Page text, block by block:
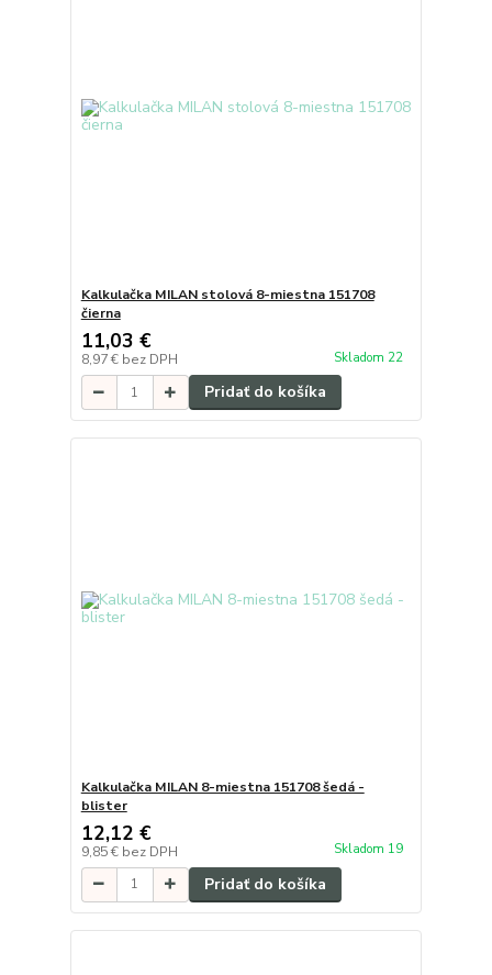
Kalkulačka MILAN stolová 8-miestna 151708
čierna
11,03 €
8,97 € bez DPH Skladom 22
Pridať do košíka
Kalkulačka MILAN 8-miestna 151708 šedá -
blister
12,12 €
9,85 € bez DPH Skladom 19
Pridať do košíka